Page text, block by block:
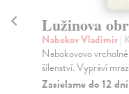
Lužinova
Nabokov Vladimir|
Nabokovovo
šílenství. Vypráví
Zasielame do 12 dní